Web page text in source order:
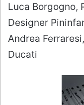
Luca Borgogno,
Designer
Andrea
Ducati